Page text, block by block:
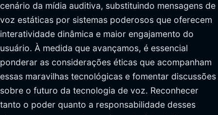
cenário da mídia auditiva, substituindo mensagens de
voz estáticas por sistemas poderosos que oferecem
interatividade dinâmica e maior engajamento do
usuário. À medida que avançamos, é essencial
ponderar as considerações éticas que acompanham
essas maravilhas tecnológicas e fomentar discussões
sobre o futuro da tecnologia de voz. Reconhecer
tanto o poder quanto a responsabilidade desses